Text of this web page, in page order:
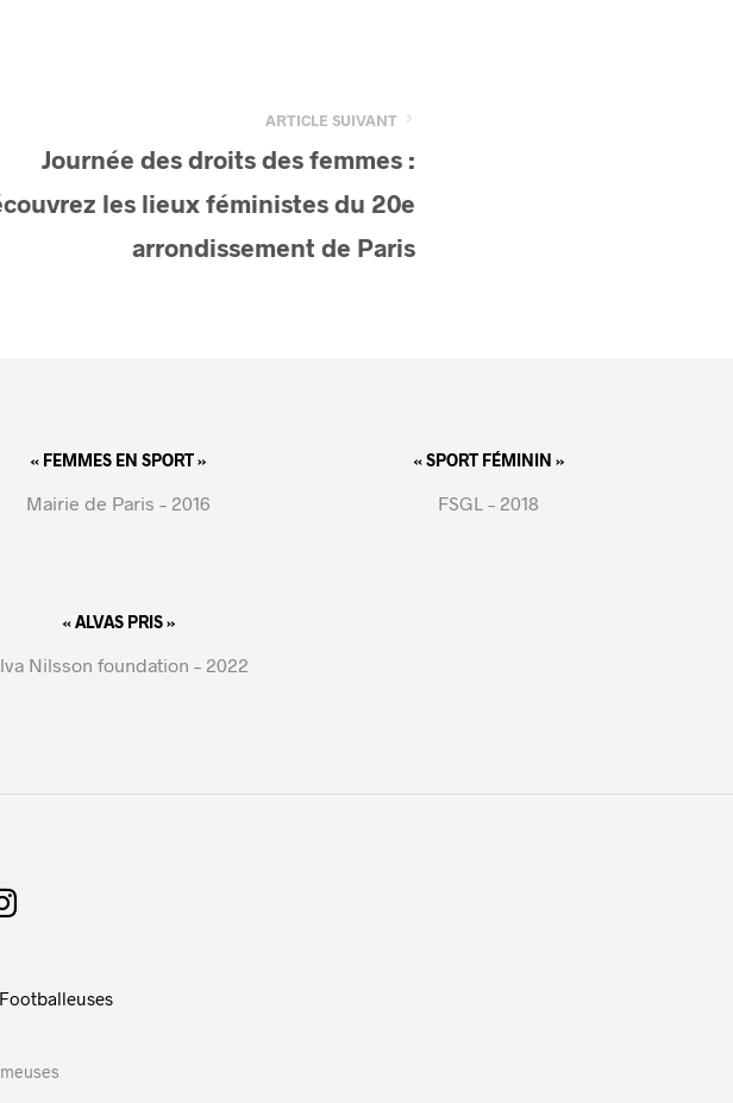
ARTICLE SUIVANT
Journée des droits des femmes :
les lieux féministes du 20e
arrondissement de Paris
« FEMMES EN SPORT »
Mairie de Paris – 2016
« SPORT FÉMININ »
FSGL – 2018
« ALVAS PRIS »
Nilsson foundation – 2022